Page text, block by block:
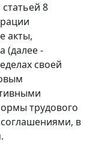
8
акты,
(далее -
своей
трудового
в